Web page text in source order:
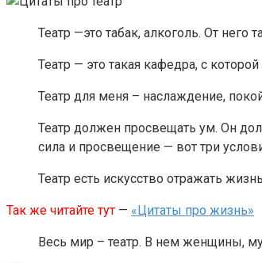
Театр —это табак, алкоголь. От него
Театр — это такая кафедра, с
Театр для меня – наслаждение,
Театр должен просвещать ум. Он
сила и просвещение — вот три
Театр есть искусство отражать
Так же читайте тут — «Цитаты про жизнь»
Весь мир – театр. В нем женщины,